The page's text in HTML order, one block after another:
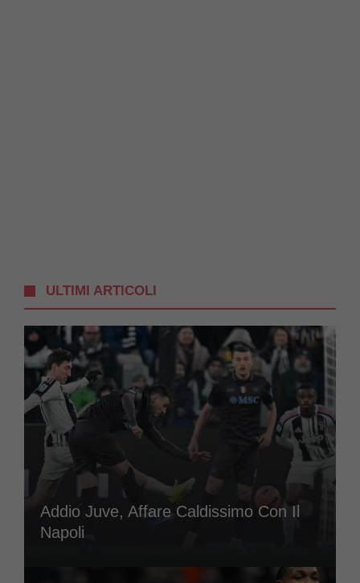
ULTIMI ARTICOLI
Addio Juve, Affare Caldissimo Con Il
Napoli